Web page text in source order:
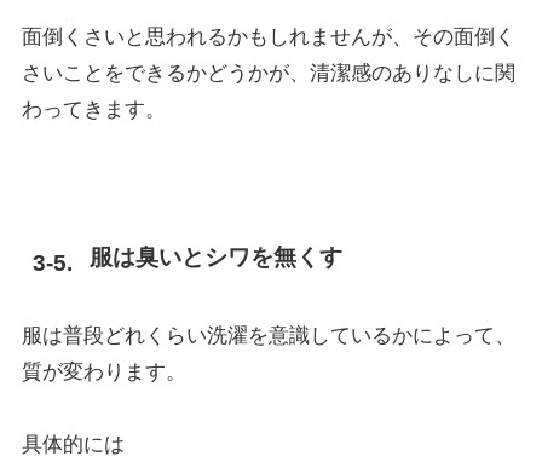
面倒くさいと思われるかもしれませんが、その面倒く
さいことをできるかどうかが、清潔感のありなしに関
わってきます。
服は臭いとシワを無くす
服は普段どれくらい洗濯を意識しているかによって、
質が変わります。
具体的には